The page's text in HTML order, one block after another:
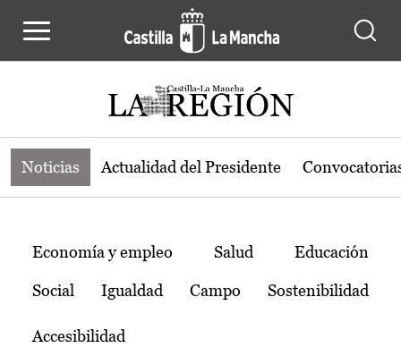
Noticias de la región de Castilla-La
Noticias Actualidad del Presidente
Temas
Economía y empleo Salud Educación
Social Igualdad Campo Sostenibilidad
Accesibilidad